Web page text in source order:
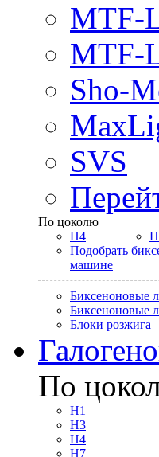
MTF-
MTF-
Sho-
SVS
По цоколю
H4
Подобрать
машине
Биксеноновые
Биксеноновые
Блоки розжига
По
H1
H3
H4
H7